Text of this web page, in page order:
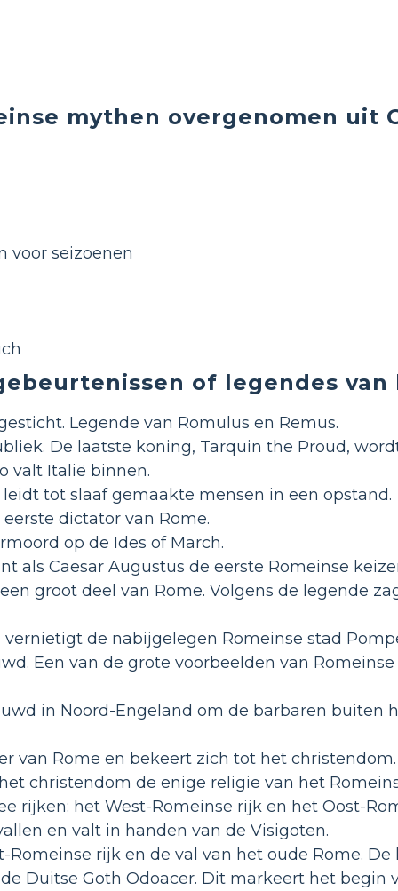
mythen overgenomen uit
voor seizoenen
of legendes van
Legende van Romulus en Remus.
De laatste koning, Tarquin the Proud,
valt Italië binnen.
tot slaaf gemaakte mensen in een opstand.
dictator van Rome.
op de Ides of March.
als Caesar Augustus de eerste Romeinse
groot deel van Rome. Volgens de legende
vernietigt de nabijgelegen Romeinse stad
Een van de grote voorbeelden van
in Noord-Engeland om de barbaren buiten
van Rome en bekeert zich tot het christendom.
christendom de enige religie van het
rijken: het West-Romeinse rijk en het Oost-
en valt in handen van de Visigoten.
Romeinse rijk en de val van het oude Rome.
Duitse Goth Odoacer. Dit markeert het begin